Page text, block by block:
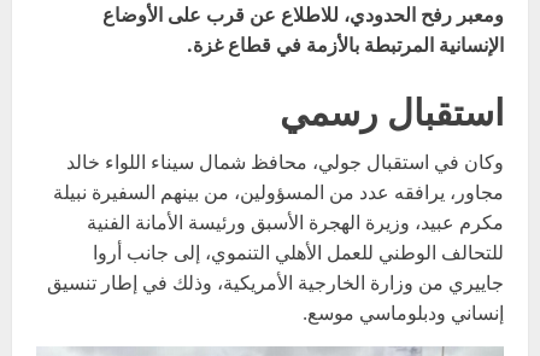
ومعبر رفح الحدودي، للاطلاع عن قرب على الأوضاع
الإنسانية المرتبطة بالأزمة في قطاع غزة.
استقبال رسمي
وكان في استقبال جولي، محافظ شمال سيناء اللواء خالد
مجاور، يرافقه عدد من المسؤولين، من بينهم السفيرة نبيلة
مكرم عبيد، وزيرة الهجرة الأسبق ورئيسة الأمانة الفنية
للتحالف الوطني للعمل الأهلي التنموي، إلى جانب أروا
جاييري من وزارة الخارجية الأمريكية، وذلك في إطار تنسيق
إنساني ودبلوماسي موسع.